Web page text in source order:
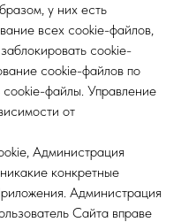
у них есть
всех cookie-файлов,
cookie-
cookie-файлов по
cookie-файлы. Управление
от
Администрация
конкретные
Администрация
Сайта вправе